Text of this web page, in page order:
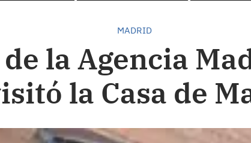
MADRID
la Agencia
la Casa de